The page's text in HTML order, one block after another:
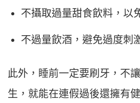
不攝取過量甜食飲料，以
不過量飲酒，避免過度刺
此外，睡前一定要刷牙，不
生，就能在連假過後還擁有